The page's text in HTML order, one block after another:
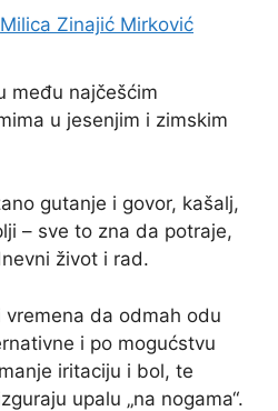
Milica Zinajić Mirković
među najčešćim
u jesenjim i zimskim
gutanje i govor, kašalj,
– sve to zna da potraje,
život i rad.
da odmah odu
i po mogućstvu
iritaciju i bol, te
upalu „na nogama“.